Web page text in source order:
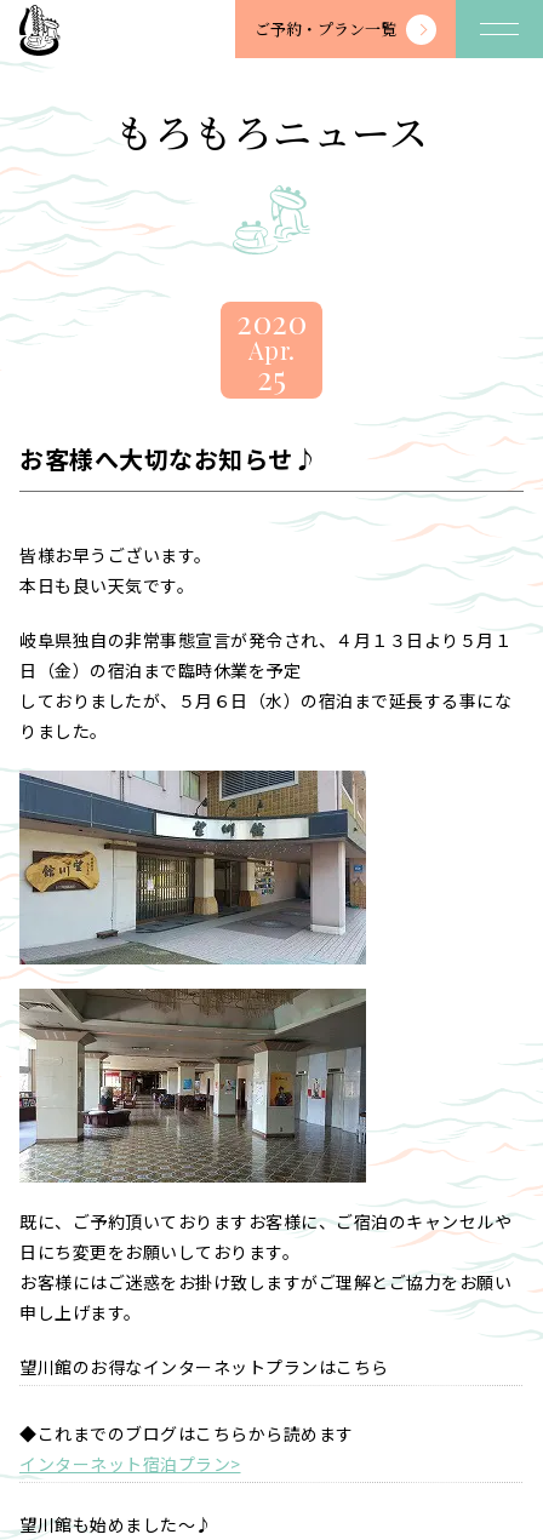
望
川
-
BOSENKAN
ご予約・ プラン一覧
もろもろニュース
2020
Apr.
25
お客様へ大切なお知らせ♪
皆様お早うございます。
本日も良い天気です。
岐阜県独自の非常事態宣言が発令され、４月１３日より５月１
日（金）の宿泊まで臨時休業を予定
しておりましたが、５月６日（水）の宿泊まで延長する事にな
りました。
既に、ご予約頂いておりますお客様に、ご宿泊のキャンセルや
日にち変更をお願いしております。
お客様にはご迷惑をお掛け致しますがご理解とご協力をお願い
申し上げます。
望川館のお得なインターネットプランはこちら
◆これまでのブログはこちらから読めます
インターネット宿泊プラン>
望川館も始めました～♪